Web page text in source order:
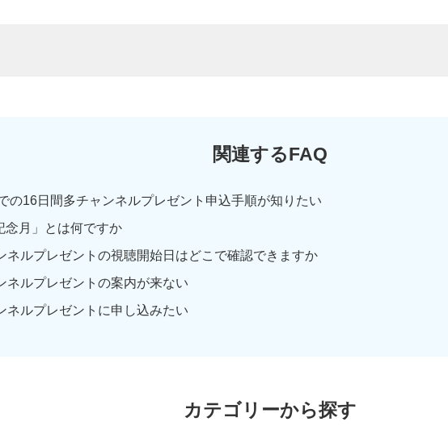
関連するFAQ
の16日間多チャンネルプレゼント申込手順が知りたい
念月」とは何ですか
ネルプレゼントの視聴開始日はどこで確認できますか
ネルプレゼントの案内が来ない
ネルプレゼントに申し込みたい
カテゴリーから探す